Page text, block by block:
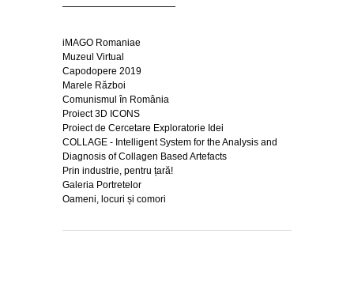
iMAGO Romaniae
Muzeul Virtual
Capodopere 2019
Marele Război
Comunismul în România
Proiect 3D ICONS
Proiect de Cercetare Exploratorie Idei
COLLAGE - Intelligent System for the Analysis and
Diagnosis of Collagen Based Artefacts
Prin industrie, pentru țară!
Galeria Portretelor
Oameni, locuri și comori